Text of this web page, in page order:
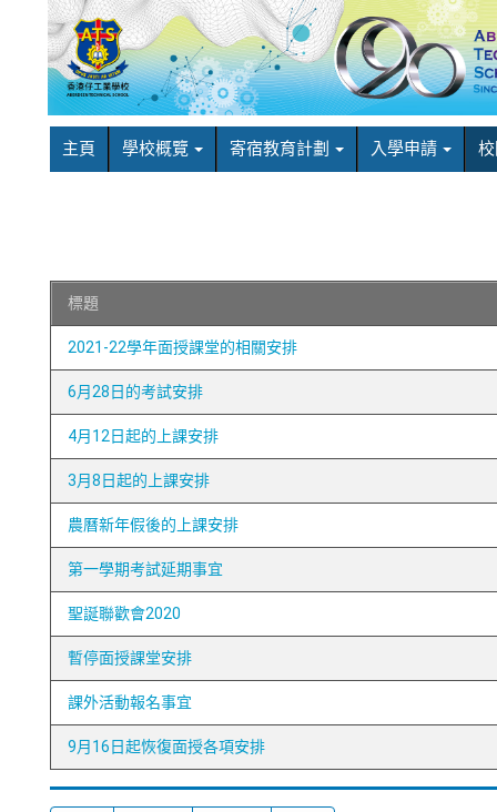
主頁 學校概覽 寄宿教育計劃 入學申請
標題
2021-22學年面授課堂的相關安排
6月28日的考試安排
4月12日起的上課安排
3月8日起的上課安排
農曆新年假後的上課安排
第一學期考試延期事宜
聖誕聯歡會2020
暫停面授課堂安排
課外活動報名事宜
9月16日起恢復面授各項安排